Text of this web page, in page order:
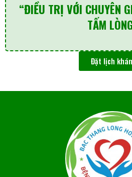
“ĐIỀU TRỊ VỚI CHUYÊN
TẤM
Đặt lịch